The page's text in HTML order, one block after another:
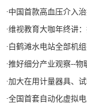
·中国首款高血压介入
·维视教育大咖年终讲
·白鹤滩水电站全部机组投产发电 世界最大
·推好细分产业观察--物联网：2026年
·加大在用计量器具、试验检测设备的自
·全国首套自动化虚拟电厂